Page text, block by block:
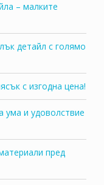
– малките
детайл с голямо
с изгодна цена!
ума и удоволствие
пред